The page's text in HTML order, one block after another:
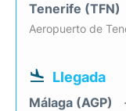
Tenerife (TFN)
Aeropuerto de
Llegada
Málaga (AGP)